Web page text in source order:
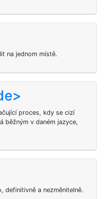
na jednom místě.
proces, kdy se cizí
běžným v daném jazyce,
definitivně a nezměnitelně.